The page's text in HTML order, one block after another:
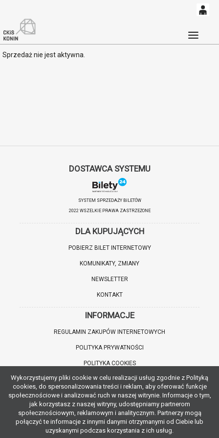
0,00
PLN
Sprzedaż nie jest aktywna.
DOSTAWCA SYSTEMU
SYSTEM SPRZEDAŻY BILETÓW
2022 WSZELKIE PRAWA ZASTRZEŻONE
DLA KUPUJĄCYCH
POBIERZ BILET INTERNETOWY
KOMUNIKATY, ZMIANY
NEWSLETTER
KONTAKT
INFORMACJE
REGULAMIN ZAKUPÓW INTERNETOWYCH
POLITYKA PRYWATNOŚCI
POLITYKA COOKIES
WARTO WIEDZIEĆ
INFORMACJE O ZNIŻKACH
JAK DOJECHAĆ
Wykorzystujemy pliki cookie w celu realizacji usług zgodnie z Polityką
cookies, do spersonalizowania treści i reklam, aby oferować funkcje
społecznościowe i analizować ruch w naszej witrynie. Informacje o tym,
jak korzystasz z naszej witryny, udostępniamy partnerom
społecznościowym, reklamowym i analitycznym. Partnerzy mogą
połączyć te informacje z innymi danymi otrzymanymi od Ciebie lub
uzyskanymi podczas korzystania z ich usług.